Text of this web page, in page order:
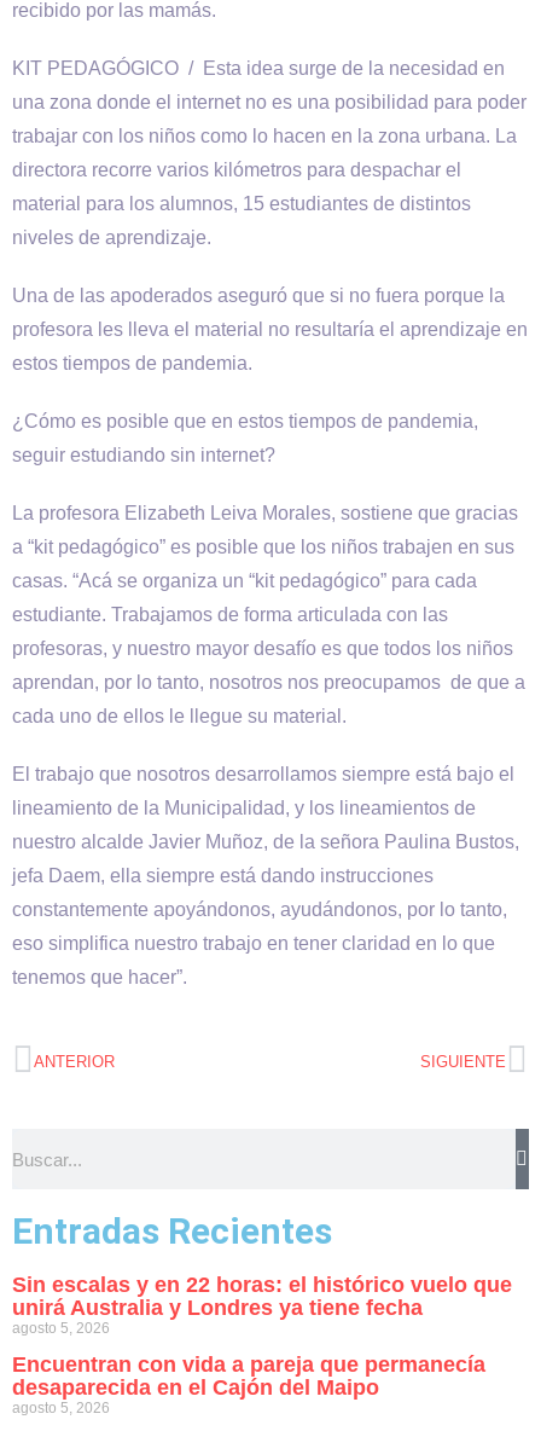
recibido por las mamás.
KIT PEDAGÓGICO / Esta idea surge de la necesidad en
una zona donde el internet no es una posibilidad para poder
trabajar con los niños como lo hacen en la zona urbana. La
directora recorre varios kilómetros para despachar el
material para los alumnos, 15 estudiantes de distintos
niveles de aprendizaje.
Una de las apoderados aseguró que si no fuera porque la
profesora les lleva el material no resultaría el aprendizaje en
estos tiempos de pandemia.
¿Cómo es posible que en estos tiempos de pandemia,
seguir estudiando sin internet?
La profesora Elizabeth Leiva Morales, sostiene que gracias
a “kit pedagógico” es posible que los niños trabajen en sus
casas. “Acá se organiza un “kit pedagógico” para cada
estudiante. Trabajamos de forma articulada con las
profesoras, y nuestro mayor desafío es que todos los niños
aprendan, por lo tanto, nosotros nos preocupamos de que a
cada uno de ellos le llegue su material.
El trabajo que nosotros desarrollamos siempre está bajo el
lineamiento de la Municipalidad, y los lineamientos de
nuestro alcalde Javier Muñoz, de la señora Paulina Bustos,
jefa Daem, ella siempre está dando instrucciones
constantemente apoyándonos, ayudándonos, por lo tanto,
eso simplifica nuestro trabajo en tener claridad en lo que
tenemos que hacer”.
ANTERIOR SIGUIENTE
Entradas Recientes
Sin escalas y en 22 horas: el histórico vuelo que
unirá Australia y Londres ya tiene fecha
agosto 5, 2026
Encuentran con vida a pareja que permanecía
desaparecida en el Cajón del Maipo
agosto 5, 2026